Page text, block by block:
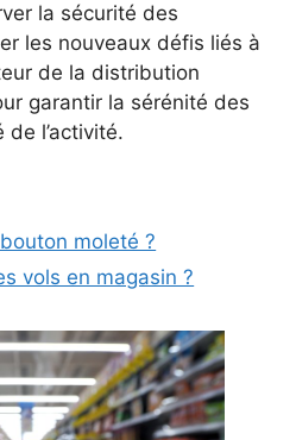
la sécurité des
les nouveaux défis liés à
de la distribution
garantir la sérénité des
l’activité.
moleté ?
vols en magasin ?